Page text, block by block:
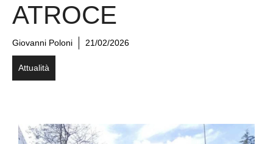
ATROCE
Giovanni Poloni 21/02/2026
Attualità